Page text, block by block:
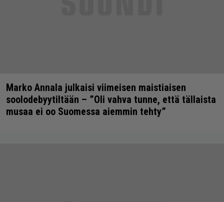
Marko Annala julkaisi viimeisen maistiaisen
soolodebyytiltään – ”Oli vahva tunne, että tällaista
musaa ei oo Suomessa aiemmin tehty”